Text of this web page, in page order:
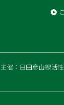
主催：日田彦山線活